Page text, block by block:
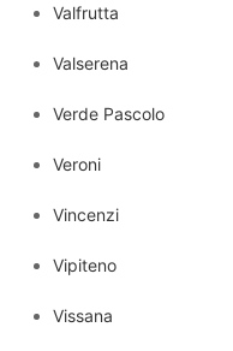
Valfrutta
Valserena
Verde Pascolo
Veroni
Vincenzi
Vipiteno
Vissana